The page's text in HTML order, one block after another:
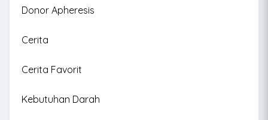
Donor Apheresis
Cerita
Cerita Favorit
Kebutuhan Darah